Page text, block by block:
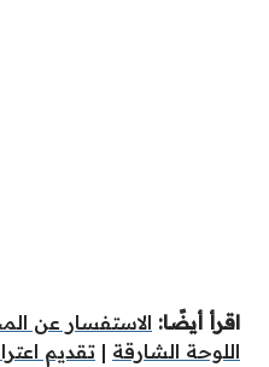
اقرأ أيضًا: الاستفسار عن
اللوحة الشارقة | تقديم